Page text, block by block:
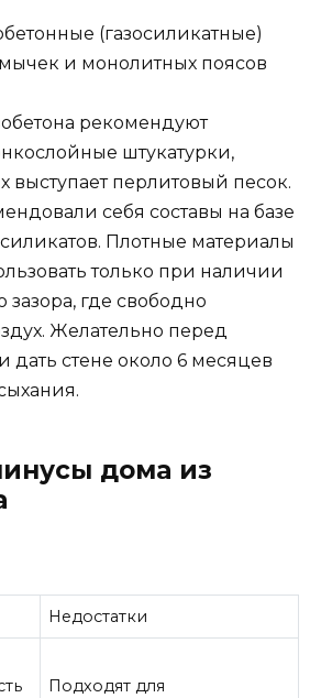
(газосиликатные)
и монолитных поясов
рекомендуют
штукатурки,
выступает перлитовый песок.
себя составы на базе
Плотные материалы
только при наличии
зазора, где свободно
Желательно перед
дать стене около 6 месяцев
дома из
Недостатки
Подходят для